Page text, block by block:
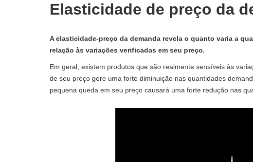
Elasticidade de preço da
A elasticidade-preço da demanda revela o quanto varia a
relação às variações verificadas em seu preço.
Em geral, existem produtos que são realmente sensíveis às
de seu preço gere uma forte diminuição nas quantidades
pequena queda em seu preço causará uma forte redução nas